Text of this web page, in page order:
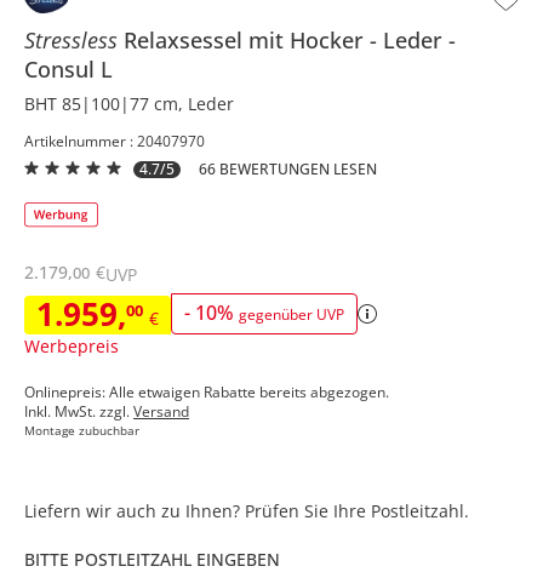
Stressless Relaxsessel mit Hocker
Leder
Consul L
BHT 85|100|77 cm, Leder
Artikelnummer : 20407970
4.7/5
66 BEWERTUNGEN LESEN
1.959,00 € - 10% gegenüber UVP
Werbepreis
2.179,00 €UVP
Onlinepreis: Alle etwaigen Rabatte bereits abgezogen.
Inkl. MwSt. zzgl.Versand
Montage zubuchbar
Liefern wir auch zu Ihnen? Prüfen Sie Ihre Postleitzahl.
BITTE POSTLEITZAHL EINGEBEN